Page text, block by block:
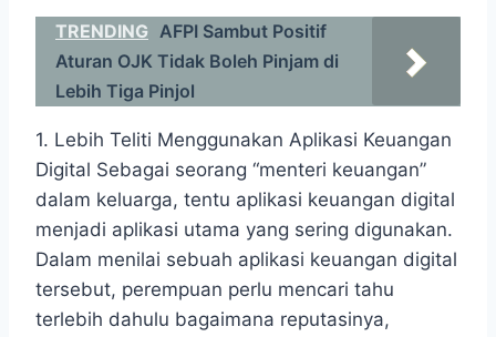
TRENDING AFPI Sambut Positif
Aturan OJK Tidak Boleh Pinjam di
Lebih Tiga Pinjol
1. Lebih Teliti Menggunakan Aplikasi Keuangan
Digital Sebagai seorang “menteri keuangan”
dalam keluarga, tentu aplikasi keuangan digital
menjadi aplikasi utama yang sering digunakan.
Dalam menilai sebuah aplikasi keuangan digital
tersebut, perempuan perlu mencari tahu
terlebih dahulu bagaimana reputasinya,